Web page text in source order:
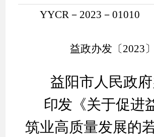
YYCR－2023－01010
益政办发 〔2023〕
益阳市人民政
印发 《关于促进
筑业高质量发展的